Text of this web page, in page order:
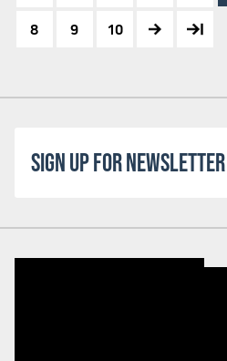
8 9 10
SIGN UP FOR NEWSLETTER